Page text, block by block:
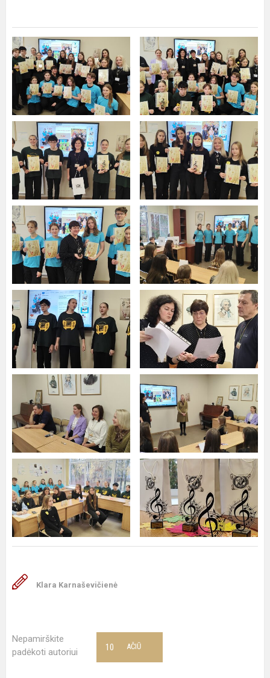
Klara Karnaševičienė
Nepamirškite
padėkoti autoriui
AČIŪ
10